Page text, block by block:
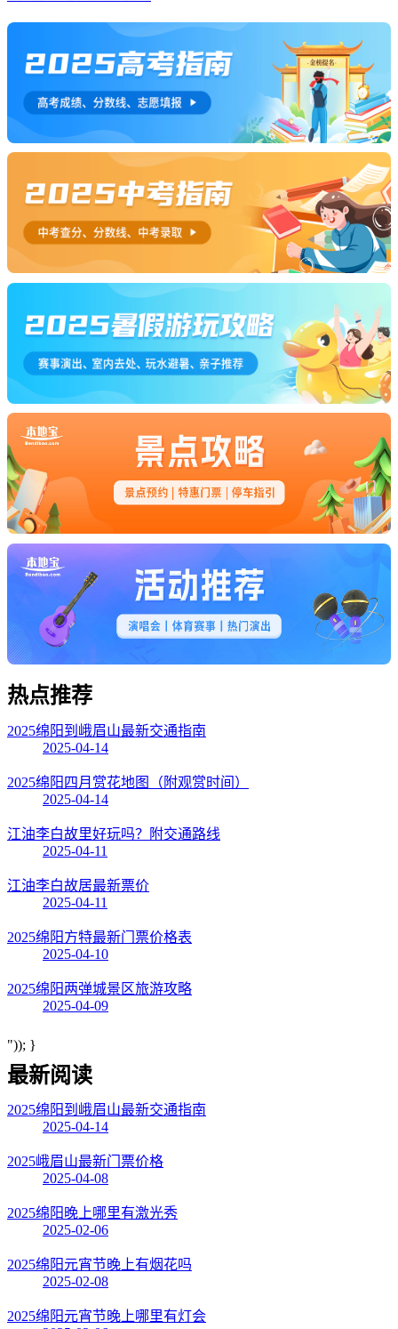
热点推荐
2025绵阳到峨眉山最新交通指南
2025-04-14
2025绵阳四月赏花地图（附观赏时间）
2025-04-14
江油李白故里好玩吗？附交通路线
2025-04-11
江油李白故居最新票价
2025-04-11
2025绵阳方特最新门票价格表
2025-04-10
2025绵阳两弹城景区旅游攻略
2025-04-09
")); }
最新阅读
2025绵阳到峨眉山最新交通指南
2025-04-14
2025峨眉山最新门票价格
2025-04-08
2025绵阳晚上哪里有激光秀
2025-02-06
2025绵阳元宵节晚上有烟花吗
2025-02-08
2025绵阳元宵节晚上哪里有灯会